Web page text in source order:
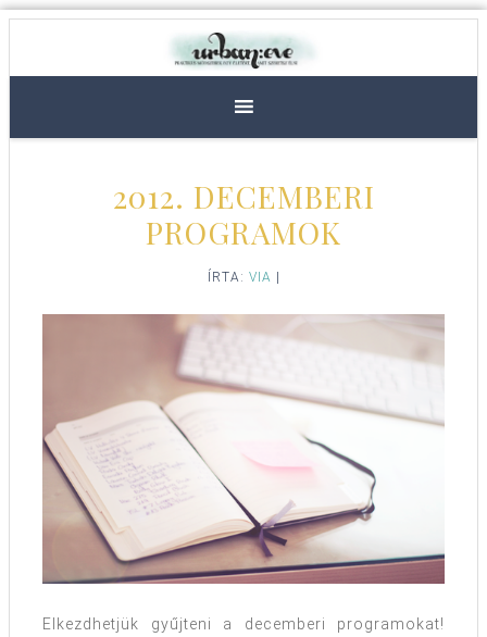
2012. DECEMBERI
PROGRAMOK
ÍRTA: VIA
Elkezdhetjük gyűjteni a decemberi programokat!